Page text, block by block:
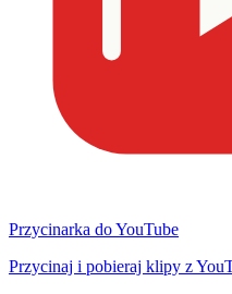
Przycinarka do YouTube
Przycinaj i pobieraj klipy z